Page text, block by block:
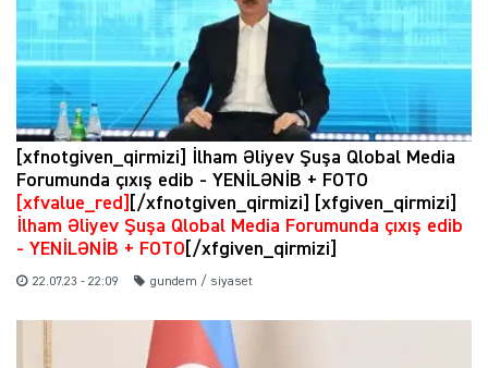
[xfnotgiven_qirmizi] İlham Əliyev Şuşa Qlobal Media
Forumunda çıxış edib - YENİLƏNİB + FOTO
[xfvalue_red]
[/xfnotgiven_qirmizi] [xfgiven_qirmizi]
İlham Əliyev Şuşa Qlobal Media Forumunda çıxış edib
- YENİLƏNİB + FOTO [/xfgiven_qirmizi]
22.07.23 - 22:09 gundem / siyaset